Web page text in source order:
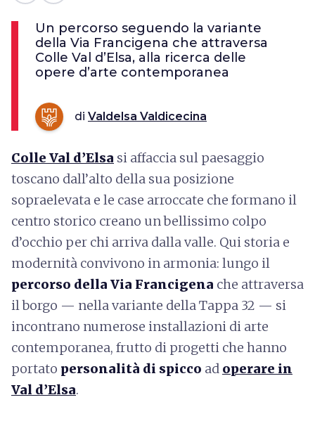
Un percorso seguendo la variante
della Via Francigena che attraversa
Colle Val d’Elsa, alla ricerca delle
opere d’arte contemporanea
di Valdelsa Valdicecina
Colle Val d’Elsa si affaccia sul paesaggio
toscano dall’alto della sua posizione
sopraelevata e le case arroccate che formano il
centro storico creano un bellissimo colpo
d’occhio per chi arriva dalla valle. Qui storia e
modernità convivono in armonia: lungo il
percorso della Via Francigena che attraversa
il borgo — nella variante della Tappa 32 — si
incontrano numerose installazioni di arte
contemporanea, frutto di progetti che hanno
portato personalità di spicco ad operare in
Val d’Elsa.